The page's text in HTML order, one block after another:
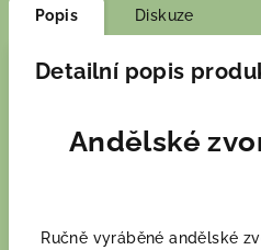
Popis Diskuze
Detailní popis
Andělské
Ručně vyráběné andělské